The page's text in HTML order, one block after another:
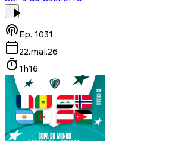
Ep. 1031
22.mai.26
1h16